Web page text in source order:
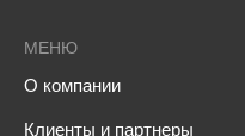
МЕНЮ
О компании
Клиенты и партнеры